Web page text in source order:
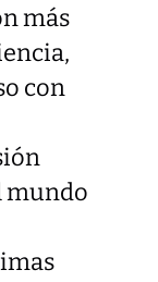
más
con
mundo